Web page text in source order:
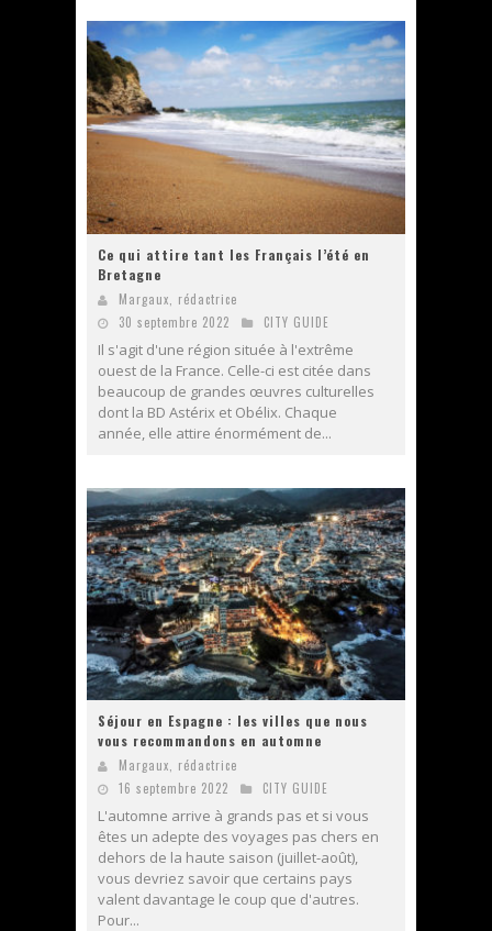
Ce qui attire tant les Français l’été en
Bretagne
Margaux, rédactrice
30 septembre 2022
CITY GUIDE
Il s'agit d'une région située à l'extrême
ouest de la France. Celle-ci est citée dans
beaucoup de grandes œuvres culturelles
dont la BD Astérix et Obélix. Chaque
année, elle attire énormément de...
Séjour en Espagne : les villes que nous
vous recommandons en automne
Margaux, rédactrice
16 septembre 2022
CITY GUIDE
L'automne arrive à grands pas et si vous
êtes un adepte des voyages pas chers en
dehors de la haute saison (juillet-août),
vous devriez savoir que certains pays
valent davantage le coup que d'autres.
Pour...